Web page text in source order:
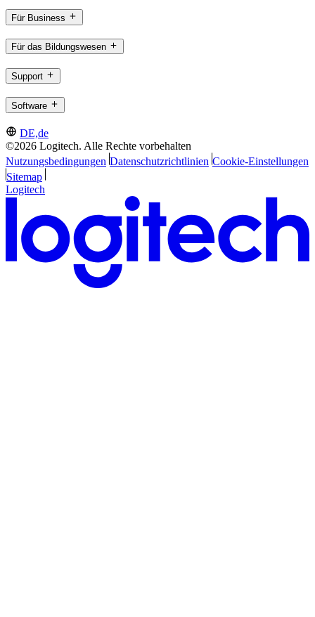
Für Business
Für das Bildungswesen
Support
Software
DE,de
©2026 Logitech. Alle Rechte vorbehalten
Nutzungsbedingungen Datenschutzrichtlinien Cookie-Einstellungen
Sitemap
Logitech